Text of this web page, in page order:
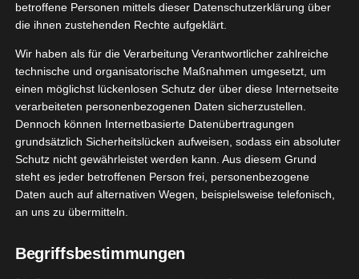
[WERBUNG] facilia DRECKWEG NATUR mini –
Frühjahrsputz – bald steht er an!
Dieses Mal hab ich gute, umweltbewusste und
nachhaltige Unterstützung durch den
@facilia_bio_reiniger.
betroffene Personen mittels dieser Datenschutzerklärung über
die ihnen zustehenden Rechte aufgeklärt.
Wir haben als für die Verarbeitung Verantwortlicher zahlreiche
technische und organisatorische Maßnahmen umgesetzt, um
einen möglichst lückenlosen Schutz der über diese Internetseite
verarbeiteten personenbezogenen Daten sicherzustellen.
Dennoch können Internetbasierte Datenübertragungen
grundsätzlich Sicherheitslücken aufweisen, sodass ein absoluter
Schutz nicht gewährleistet werden kann. Aus diesem Grund
steht es jeder betroffenen Person frei, personenbezogene
Daten auch auf alternativen Wegen, beispielsweise telefonisch,
an uns zu übermitteln.
Begriffsbestimmungen